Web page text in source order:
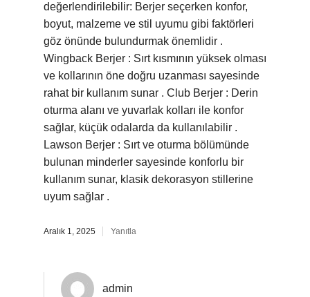
değerlendirilebilir: Berjer seçerken konfor,
boyut, malzeme ve stil uyumu gibi faktörleri
göz önünde bulundurmak önemlidir .
Wingback Berjer : Sırt kısmının yüksek olması
ve kollarının öne doğru uzanması sayesinde
rahat bir kullanım sunar . Club Berjer : Derin
oturma alanı ve yuvarlak kolları ile konfor
sağlar, küçük odalarda da kullanılabilir .
Lawson Berjer : Sırt ve oturma bölümünde
bulunan minderler sayesinde konforlu bir
kullanım sunar, klasik dekorasyon stillerine
uyum sağlar .
Aralık 1, 2025 Yanıtla
admin